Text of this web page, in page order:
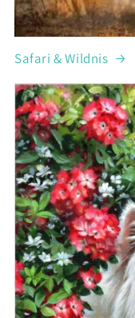
Safari & Wildnis